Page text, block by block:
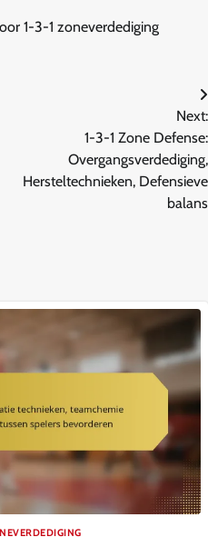
1-3-1 zoneverdediging
Next:
1-3-1 Zone Defense:
Overgangsverdediging,
Hersteltechnieken, Defensieve
balans